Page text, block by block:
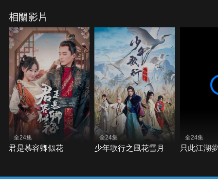
相關影片
全24集
君是慕容卿似花
全24集
少年歌行之風花雪月
全24集
只此江湖